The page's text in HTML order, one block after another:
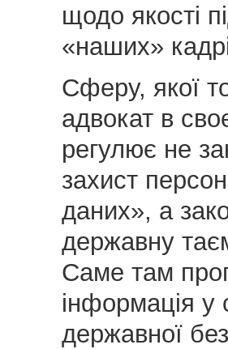
щодо якості
«наших»
Сферу, якої
адвокат в
регулює не
захист
даних», а
державну
Саме там
інформація у
державної